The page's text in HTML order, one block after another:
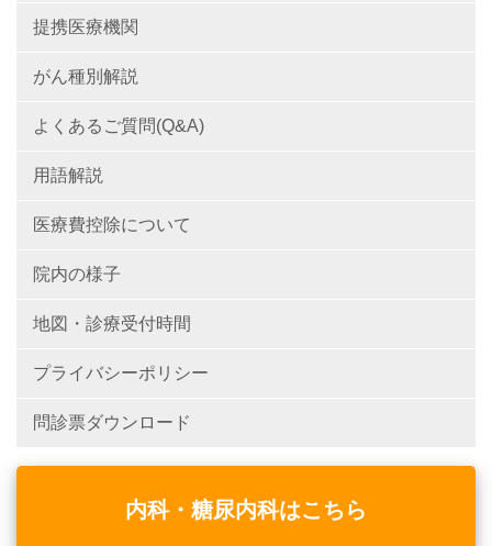
提携医療機関
がん種別解説
よくあるご質問(Q&A)
用語解説
医療費控除について
院内の様子
地図・診療受付時間
プライバシーポリシー
問診票ダウンロード
内科・糖尿内科はこちら